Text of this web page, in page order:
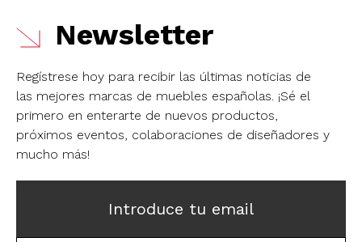
Newsletter
Regístrese hoy para recibir las últimas noticias de
las mejores marcas de muebles españolas. ¡Sé el
primero en enterarte de nuevos productos,
próximos eventos, colaboraciones de diseñadores y
mucho más!
Introduce tu email